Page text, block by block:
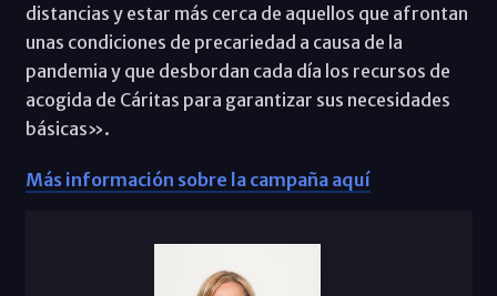
distancias y estar más cerca de aquellos que afrontan
unas condiciones de precariedad a causa de la
pandemia y que desbordan cada día los recursos de
acogida de Cáritas para garantizar sus necesidades
básicas».
Más información sobre la campaña aquí